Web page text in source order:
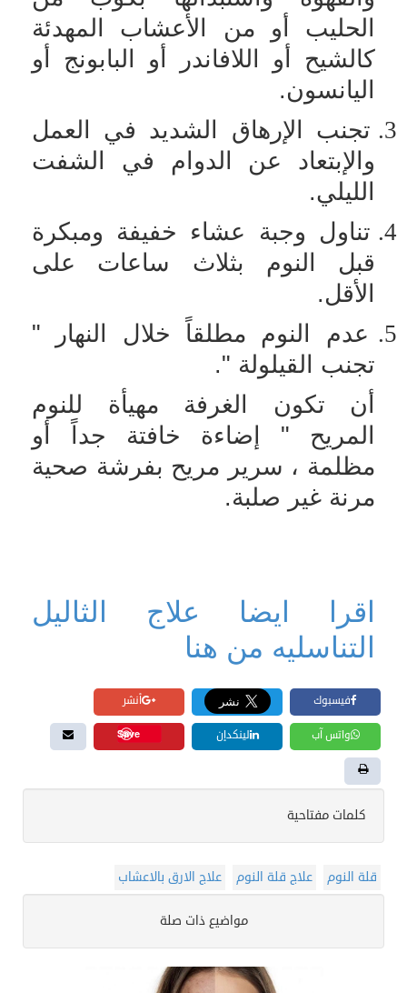
الحليب أو من الأعشاب المهدئة
كالشيح أو اللافاندر أو البابونج أو
اليانسون.
3. تجنب الإرهاق الشديد في العمل
والإبتعاد عن الدوام في الشفت
الليلي.
4. تناول وجبة عشاء خفيفة ومبكرة
قبل النوم بثلاث ساعات على
الأقل.
5.
عدم النوم مطلقاً خلال النهار "
تجنب القيلولة ".
أن تكون الغرفة مهيأة للنوم
المريح " إضاءة خافتة جداً أو
مظلمة ، سرير مريح بفرشة صحية
مرنة غير صلبة.
اقرا ايضا علاج الثاليل
التناسليه من هنا
فيسبوك أنشر
واتس آب لينكدإن Save
كلمات مفتاحية
قلة النوم علاج قلة النوم علاج الارق بالاعشاب
مواضيع ذات صلة